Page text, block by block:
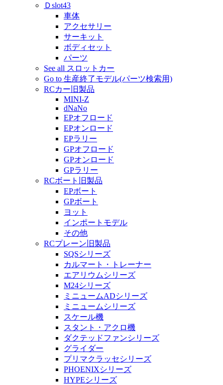
Ｄslot43
車体
アクセサリー
サーキット
ボディセット
パーツ
See all スロットカー
Go to 生産終了モデル(パーツ検索用)
RCカー旧製品
MINI-Z
dNaNo
EPオフロード
EPオンロード
EPラリー
GPオフロード
GPオンロード
GPラリー
RCボート旧製品
EPボート
GPボート
ヨット
インポートモデル
その他
RCプレーン旧製品
SQSシリーズ
カルマート・トレーナー
エアリウムシリーズ
M24シリーズ
ミニュームADシリーズ
ミニュームシリーズ
スケール機
スタント・アクロ機
ダクテッドファンシリーズ
グライダー
プリマクラッセシリーズ
PHOENIXシリーズ
HYPEシリーズ